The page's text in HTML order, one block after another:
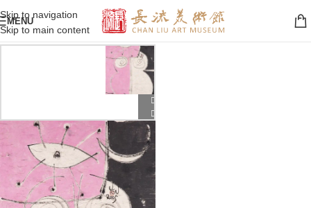
Skip to navigation
Skip to main content
MENU